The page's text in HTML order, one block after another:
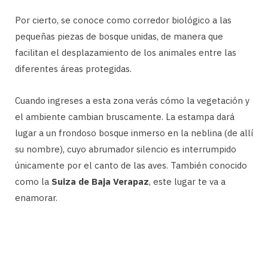
Por cierto, se conoce como corredor biológico a las
pequeñas piezas de bosque unidas, de manera que
facilitan el desplazamiento de los animales entre las
diferentes áreas protegidas.
Cuando ingreses a esta zona verás cómo la vegetación y
el ambiente cambian bruscamente. La estampa dará
lugar a un frondoso bosque inmerso en la neblina (de allí
su nombre), cuyo abrumador silencio es interrumpido
únicamente por el canto de las aves. También conocido
como la Suiza de Baja Verapaz, este lugar te va a
enamorar.